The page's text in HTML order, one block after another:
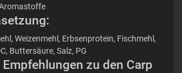
Weizenmehl, Erbsenprotein, Fischmehl,
Buttersäure, Salz, PG
zu den Carp